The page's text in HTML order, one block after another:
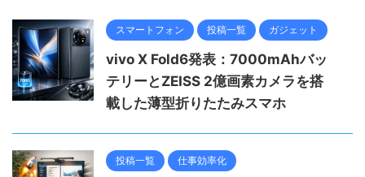
スマートフォン 投稿一覧 ガジェット
vivo X Fold6発表：7000mAhバッ
テリーとZEISS 2億画素カメラを搭
載した薄型折りたたみスマホ
投稿一覧 仕事効率化